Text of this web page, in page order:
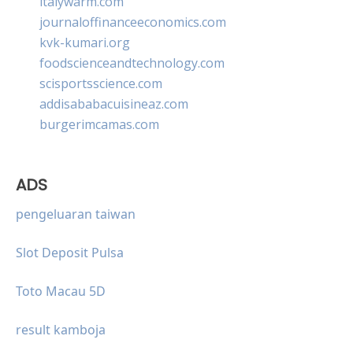
journaloffinanceeconomics.com
kvk-kumari.org
foodscienceandtechnology.com
scisportsscience.com
addisababacuisineaz.com
burgerimcamas.com
ADS
pengeluaran taiwan
Slot Deposit Pulsa
Toto Macau 5D
result kamboja